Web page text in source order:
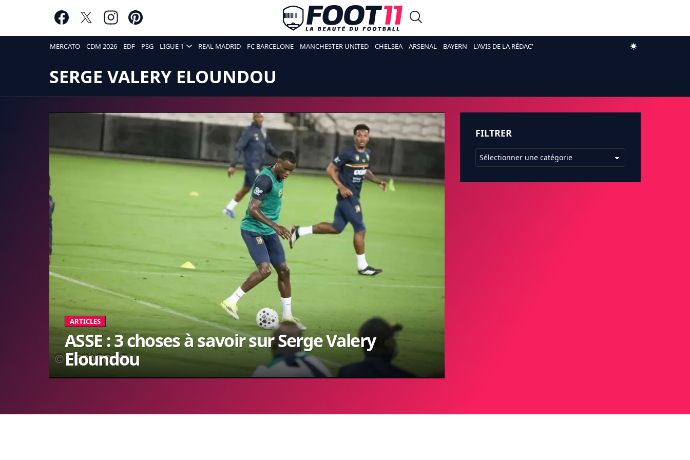
MERCATO CDM 2026 EDF PSG LIGUE 1 REAL MADRID FC BARCELONE MANCHESTER UNITED CHELSEA ARSENAL BAYERN L'AVIS DE LA RÉDAC'
SERGE VALERY ELOUNDOU
ARTICLES
ASSE : 3 choses à savoir sur Serge Valery
Eloundou
FILTRER